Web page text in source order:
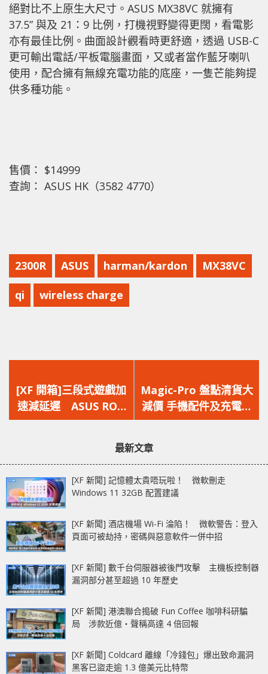
絕對比不上原生大尺寸。ASUS MX38VC 就擁有
37.5” 與及 21：9 比例，打機視野變得更闊，看電影
亦有最佳比例。曲面設計觀看時更舒適，透過 USB-C
更可輸出電話/平板電腦畫面，又或者當作藍牙喇叭
使用，配合擁有無線充電功能的底座，一隻芒能夠提
供多種功能。
售價： $14999
查詢： ASUS HK（3582 4770）
2300R ASUS harman/kardon MX38VC
qi wireless charge
一
篇
文
[XF 開箱]三段式遊戲加
速減延遲 ASUS ROG
Rapture GT-AX11000
一
篇
文
Magic-Pro 盤點清貨大
減價 手機配件及充電產
品破底價出清
最新文章
[XF 新聞] 記憶體太貴唔玩啦！ 微軟刪走
Windows 11 32GB 配置建議
[XF 新聞] 酒店機場 Wi-Fi 淪陷！ 微軟警告：登入
頁面可被劫持，密碼與惡意軟件一併中招
[XF 新聞] 數千台伺服器被後門攻擊 主機板控制器
漏洞部分甚至超過 10 年歷史
[XF 新聞] 港澳聯合搗破 Fun Coffee 咖啡科研騙
局 涉款近億‧聲稱高達 4 倍回報
[XF 新聞] Coldcard 離線「冷錢包」爆出致命漏洞
黑客已盜走逾 1.3 億美元比特幣